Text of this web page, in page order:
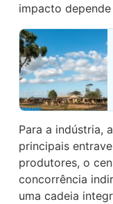
impacto
Para a indústria,
principais
produtores, o
concorrência
uma cadeia